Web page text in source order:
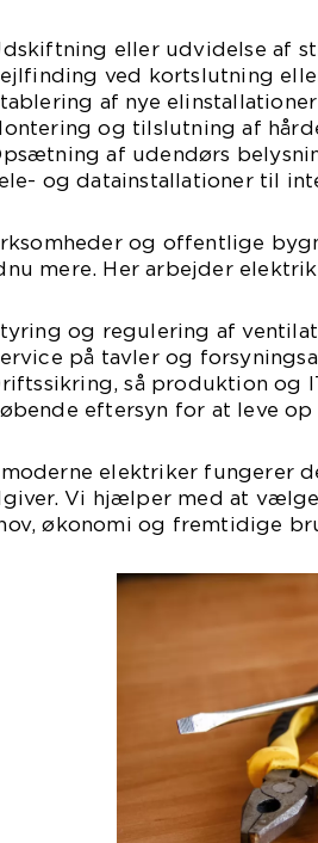
eller udvidelse af
ved kortslutning
af nye
og tilslutning af
af udendørs
og datainstallationer til
og offentlige
mere. Her arbejder
og regulering af
på tavler og
så produktion og
eftersyn for at leve
moderne elektriker fungerer
Vi hjælper med at
økonomi og fremtidige